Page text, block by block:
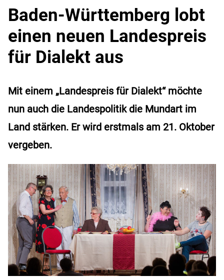
Baden-Württemberg lobt
einen neuen Landespreis
für Dialekt aus
Mit einem „Landespreis für Dialekt“ möchte
nun auch die Landespolitik die Mundart im
Land stärken. Er wird erstmals am 21. Oktober
vergeben.